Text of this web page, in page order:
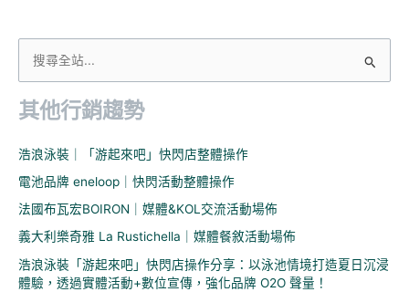
關
字
:
其他行銷趨勢
浩浪泳裝｜「游起來吧」快閃店整體操作
電池品牌 eneloop｜快閃活動整體操作
法國布瓦宏BOIRON｜媒體&KOL交流活動場佈
義大利樂奇雅 La Rustichella｜媒體餐敘活動場佈
浩浪泳裝「游起來吧」快閃店操作分享：以泳池情境打造夏日沉浸
體驗，透過實體活動+數位宣傳，強化品牌 O2O 聲量！